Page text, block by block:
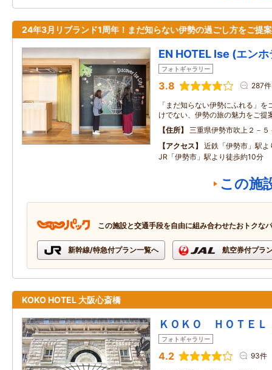
24年3月リブランド1周年！まだ知らない伊勢の過ごし方をご提案
EN HOTEL Ise (エン
フォトギャラリー
3.8 287件
「まだ知らない伊勢にふれる」
けでない、伊勢の旅の魅力をご提
住所
三重県伊勢市吹上２－５
アクセス
近鉄「伊勢市」駅
JR「伊勢市」駅より徒歩約10分
この施
この施設と交通手段を自由に組み合わせたおトクな
新幹線/特急付プラン一覧へ 航空券付プラ
KOKO HOTEL 大阪心斎橋
ＫＯＫＯ ＨＯＴＥ
フォトギャラリー
4.2 93件